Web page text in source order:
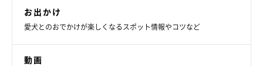
お出かけ
愛犬とのおでかけが楽しくなるスポット情報やコツなど
動画